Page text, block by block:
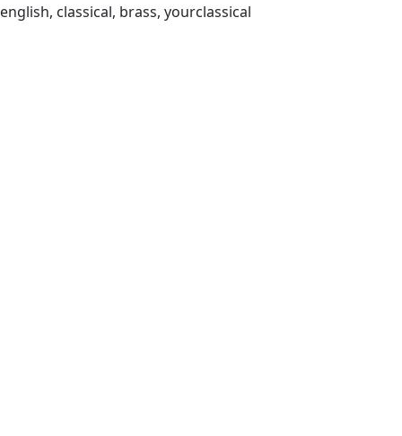
english, classical, brass, yourclassical